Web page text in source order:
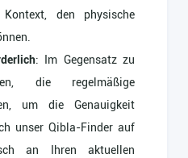
den physische
: Im Gegensatz zu
die regelmäßige
um die Genauigkeit
unser Qibla-Finder auf
an Ihren aktuellen